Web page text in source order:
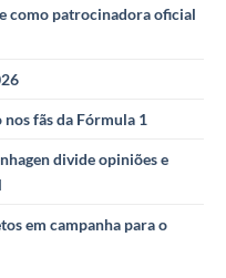
como patrocinadora oficial
nos fãs da Fórmula 1
divide opiniões e
em campanha para o